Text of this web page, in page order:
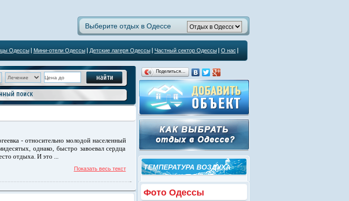
Выберите отдых в Одессе
Одессы Мини-отели Одессы Детские лагеря Одессы Частный сектор Одессы О нас
Поделиться…
ТЕМПЕРАТУРА ВОЗДУХА
Фото Одессы
- относительно молодой населенный
однако, быстро завоевал сердца
отдыха. И это ...
Показать весь текст